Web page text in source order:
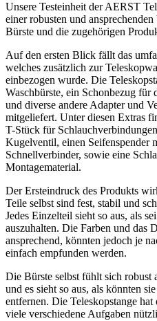
Unsere Testeinheit der AERST
einer robusten und
Bürste und die zugehörigen
Auf den ersten Blick fällt das
welches zusätzlich zur
einbezogen wurde. Die
Waschbürste, ein Schonbezug für
und diverse andere Adapter und
mitgeliefert. Unter diesen Extras
T-Stück für
Kugelventil, einen Seifenspender
Schnellverbinder, sowie eine
Montagematerial.
Der Ersteindruck des Produkts
Teile selbst sind fest, stabil und
Jedes Einzelteil sieht so aus, als
auszuhalten. Die Farben und das
ansprechend, könnten jedoch je
einfach empfunden werden.
Die Bürste selbst fühlt sich robust
und es sieht so aus, als könnten
entfernen. Die Teleskopstange
viele verschiedene Aufgaben